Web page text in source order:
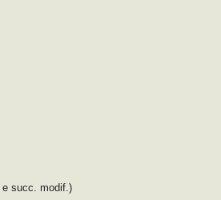
e succ. modif.)